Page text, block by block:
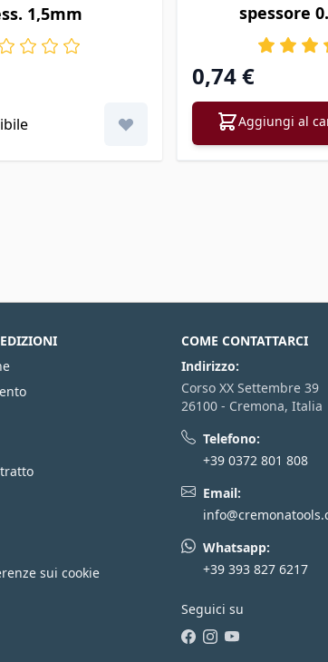
1,5mm
spessore
0,74 €
Aggiungi al
sui cookie
COME CONTATTARCI
Indirizzo:
Corso XX Settembre 39
26100 - Cremona, Italia
Telefono:
+39 0372 801 808
Email:
Whatsapp:
+39 393 827 6217
Seguici su